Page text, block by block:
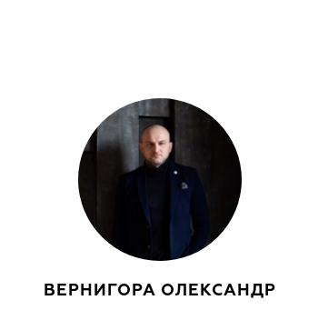
ВЕРНИГОРА ОЛЕКСАНДР